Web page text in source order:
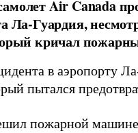
Air Canada
Ла-Гуардия,
кричал
в аэропорту
пытался
пожарной машине